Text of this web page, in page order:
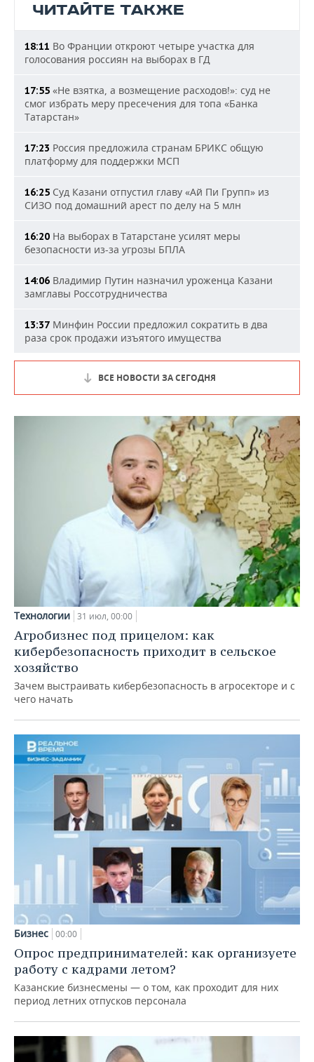
ЧИТАЙТЕ ТАКЖЕ
18:11 Во Франции откроют четыре участка для
голосования россиян на выборах в ГД
17:55 «Не взятка, а возмещение расходов!»: суд не
смог избрать меру пресечения для топа «Банка
Татарстан»
17:23 Россия предложила странам БРИКС общую
платформу для поддержки МСП
16:25 Суд Казани отпустил главу «Ай Пи Групп» из
СИЗО под домашний арест по делу на 5 млн
16:20 На выборах в Татарстане усилят меры
безопасности из-за угрозы БПЛА
14:06 Владимир Путин назначил уроженца Казани
замглавы Россотрудничества
13:37 Минфин России предложил сократить в два
раза срок продажи изъятого имущества
ВСЕ НОВОСТИ ЗА СЕГОДНЯ
Технологии 31 июл, 00:00
Агробизнес под прицелом: как
кибербезопасность приходит в сельское
хозяйство
Зачем выстраивать кибербезопасность в агросекторе и с
чего начать
Бизнес 00:00
Опрос предпринимателей: как организуете
работу с кадрами летом?
Казанские бизнесмены — о том, как проходит для них
период летних отпусков персонала